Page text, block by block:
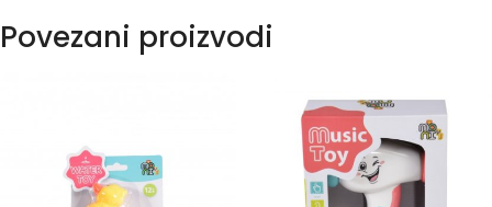
Povezani proizvodi